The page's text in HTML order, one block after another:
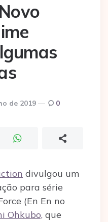
de 2019 0
divulgou um
para série
(En En no
Ohkubo, que